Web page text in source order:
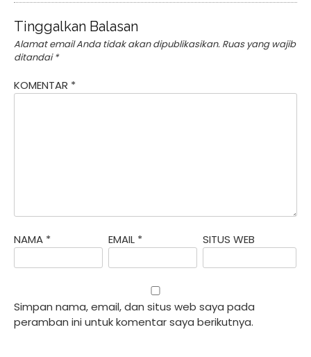
Tinggalkan Balasan
Alamat email Anda tidak akan dipublikasikan. Ruas yang wajib
ditandai*
KOMENTAR *
NAMA * EMAIL * SITUS WEB
Simpan nama, email, dan situs web saya pada
peramban ini untuk komentar saya berikutnya.